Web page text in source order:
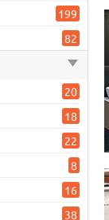
199
82
20
18
22
8
16
38